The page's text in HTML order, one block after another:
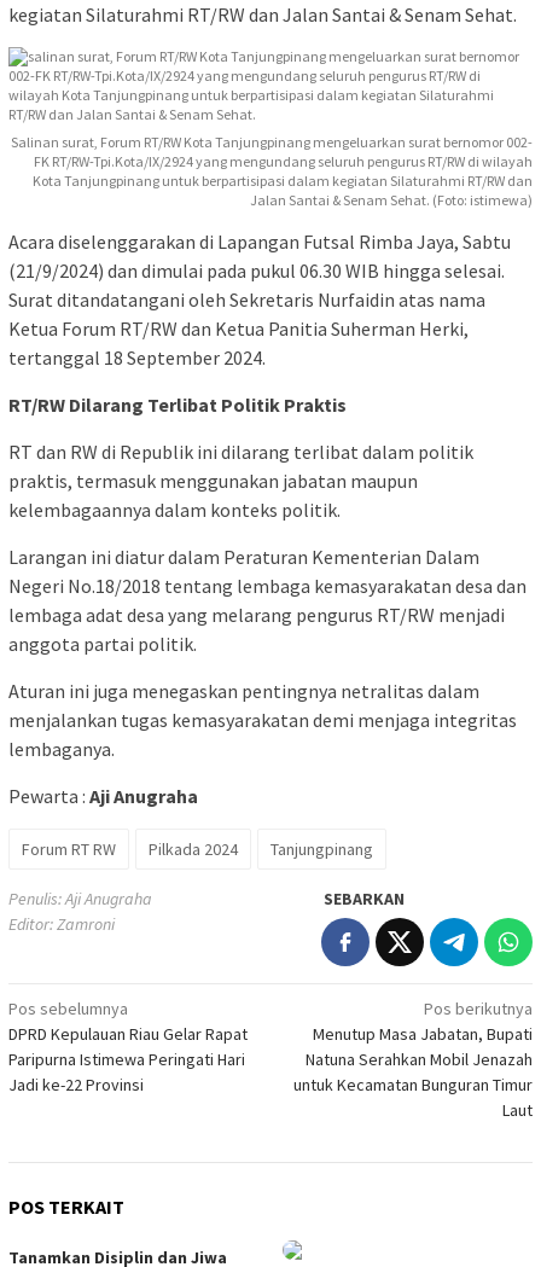
kegiatan Silaturahmi RT/RW dan Jalan Santai & Senam Sehat.
Salinan surat, Forum RT/RW Kota Tanjungpinang mengeluarkan surat bernomor 002-
FK RT/RW-Tpi.Kota/IX/2924 yang mengundang seluruh pengurus RT/RW di wilayah
Kota Tanjungpinang untuk berpartisipasi dalam kegiatan Silaturahmi RT/RW dan
Jalan Santai & Senam Sehat. (Foto: istimewa)
Acara diselenggarakan di Lapangan Futsal Rimba Jaya, Sabtu
(21/9/2024) dan dimulai pada pukul 06.30 WIB hingga selesai.
Surat ditandatangani oleh Sekretaris Nurfaidin atas nama
Ketua Forum RT/RW dan Ketua Panitia Suherman Herki,
tertanggal 18 September 2024.
RT/RW Dilarang Terlibat Politik Praktis
RT dan RW di Republik ini dilarang terlibat dalam politik
praktis, termasuk menggunakan jabatan maupun
kelembagaannya dalam konteks politik.
Larangan ini diatur dalam Peraturan Kementerian Dalam
Negeri No.18/2018 tentang lembaga kemasyarakatan desa dan
lembaga adat desa yang melarang pengurus RT/RW menjadi
anggota partai politik.
Aturan ini juga menegaskan pentingnya netralitas dalam
menjalankan tugas kemasyarakatan demi menjaga integritas
lembaganya.
Pewarta : Aji Anugraha
Forum RT RW Pilkada 2024 Tanjungpinang
Penulis: Aji Anugraha
Editor: Zamroni
SEBARKAN
Navigasi
pos
Pos sebelumnya
DPRD Kepulauan Riau Gelar Rapat
Paripurna Istimewa Peringati Hari
Jadi ke-22 Provinsi
Pos berikutnya
Menutup Masa Jabatan, Bupati
Natuna Serahkan Mobil Jenazah
untuk Kecamatan Bunguran Timur
Laut
POS TERKAIT
Tanamkan Disiplin dan Jiwa